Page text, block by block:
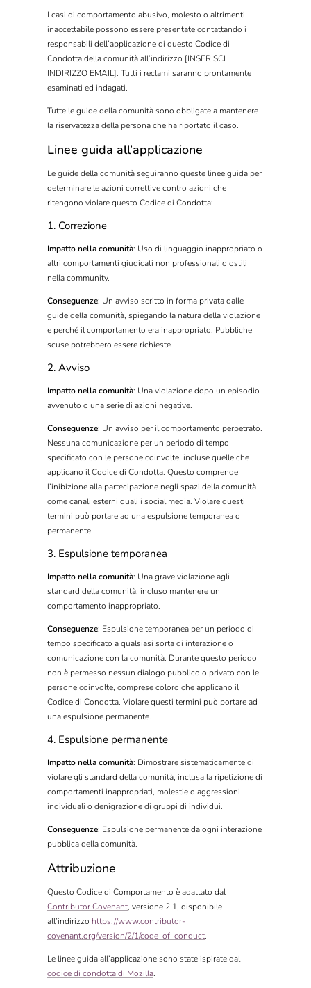
I casi di comportamento abusivo, molesto o altrimenti
inaccettabile possono essere presentate contattando i
responsabili dell’applicazione di questo Codice di
Condotta della comunità all’indirizzo [INSERISCI
INDIRIZZO EMAIL]. Tutti i reclami saranno prontamente
esaminati ed indagati.
Tutte le guide della comunità sono obbligate a mantenere
la riservatezza della persona che ha riportato il caso.
Linee guida all’applicazione
Le guide della comunità seguiranno queste linee guida per
determinare le azioni correttive contro azioni che
ritengono violare questo Codice di Condotta:
1. Correzione
Impatto nella comunità: Uso di linguaggio inappropriato o
altri comportamenti giudicati non professionali o ostili
nella community.
Conseguenze: Un avviso scritto in forma privata dalle
guide della comunità, spiegando la natura della violazione
e perché il comportamento era inappropriato. Pubbliche
scuse potrebbero essere richieste.
2. Avviso
Impatto nella comunità: Una violazione dopo un episodio
avvenuto o una serie di azioni negative.
Conseguenze: Un avviso per il comportamento perpetrato.
Nessuna comunicazione per un periodo di tempo
specificato con le persone coinvolte, incluse quelle che
applicano il Codice di Condotta. Questo comprende
l’inibizione alla partecipazione negli spazi della comunità
come canali esterni quali i social media. Violare questi
termini può portare ad una espulsione temporanea o
permanente.
3. Espulsione temporanea
Impatto nella comunità: Una grave violazione agli
standard della comunità, incluso mantenere un
comportamento inappropriato.
Conseguenze: Espulsione temporanea per un periodo di
tempo specificato a qualsiasi sorta di interazione o
comunicazione con la comunità. Durante questo periodo
non è permesso nessun dialogo pubblico o privato con le
persone coinvolte, comprese coloro che applicano il
Codice di Condotta. Violare questi termini può portare ad
una espulsione permanente.
4. Espulsione permanente
Impatto nella comunità: Dimostrare sistematicamente di
violare gli standard della comunità, inclusa la ripetizione di
comportamenti inappropriati, molestie o aggressioni
individuali o denigrazione di gruppi di individui.
Conseguenze: Espulsione permanente da ogni interazione
pubblica della comunità.
Attribuzione
Questo Codice di Comportamento è adattato dal
Contributor Covenant, versione 2.1, disponibile
all’indirizzo https://www.contributor-
covenant.org/version/2/1/code_of_conduct.
Le linee guida all’applicazione sono state ispirate dal
codice di condotta di Mozilla.